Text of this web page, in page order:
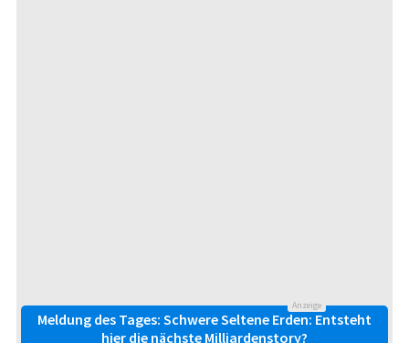
Anzeige
Meldung des Tages: Schwere Seltene Erden: Entsteht
hier die nächste Milliardenstory?